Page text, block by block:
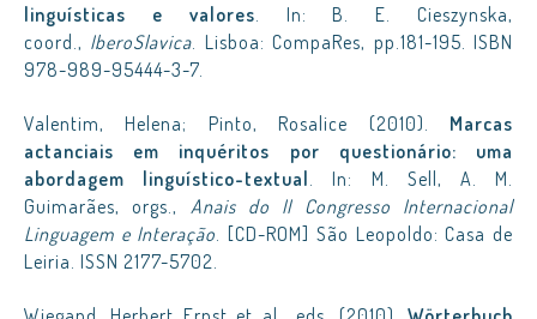
linguísticas e valores. In: B. E. Cieszynska,
coord., IberoSlavica. Lisboa: CompaRes, pp.181-195. ISBN
978-989-95444-3-7.
Valentim, Helena; Pinto, Rosalice (2010). Marcas
actanciais em inquéritos por questionário: uma
abordagem linguístico-textual. In: M. Sell, A. M.
Guimarães, orgs., Anais do II Congresso Internacional
Linguagem e Interação. [CD-ROM] São Leopoldo: Casa de
Leiria. ISSN 2177-5702.